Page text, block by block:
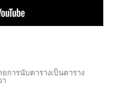
การนับตารางเป็นตาราง